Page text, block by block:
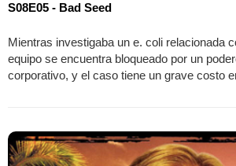
S08E05 - Bad Seed
Mientras investigaba un e. coli relacionada
equipo se encuentra bloqueado por un
corporativo, y el caso tiene un grave costo